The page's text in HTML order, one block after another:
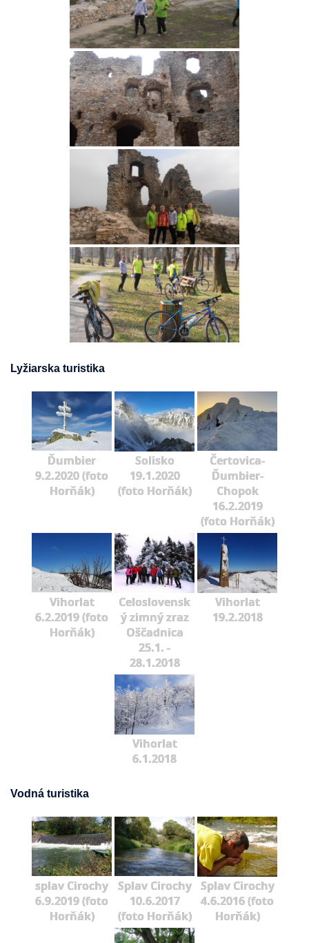
Lyžiarska turistika
Ďumbier
9.2.2020 (foto
Horňák)
Solisko
19.1.2020
(foto Horňák)
Čertovica-
Ďumbier-
Chopok
16.2.2019
(foto Horňák)
Vihorlat
6.2.2019 (foto
Horňák)
Celoslovensk
ý zimný zraz
Oščadnica
25.1. -
28.1.2018
Vihorlat
19.2.2018
Vihorlat
6.1.2018
Vodná turistika
splav Cirochy
6.9.2019 (foto
Horňák)
Splav Cirochy
10.6.2017
(foto Horňák)
Splav Cirochy
4.6.2016 (foto
Horňák)